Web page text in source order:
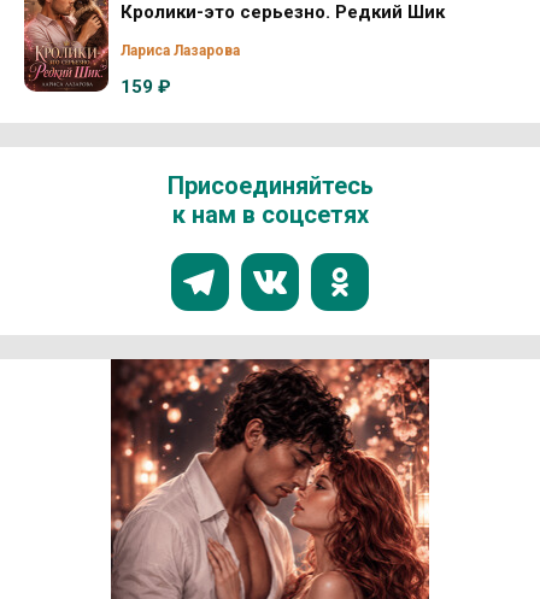
Кролики-это серьезно. Редкий Шик
Лариса Лазарова
159 ₽
Присоединяйтесь
к нам в соцсетях